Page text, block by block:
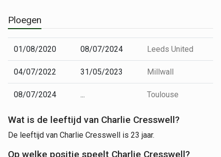
Ploegen
01/08/2020 08/07/2024 Leeds United
04/07/2022 31/05/2023 Millwall
08/07/2024 ... Toulouse
Wat is de leeftijd van Charlie Cresswell?
De leeftijd van Charlie Cresswell is 23 jaar.
Op welke positie speelt Charlie Cresswell?